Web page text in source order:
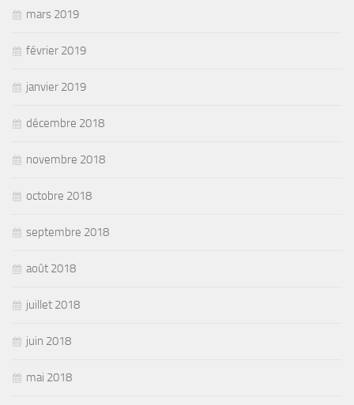
mars 2019
février 2019
janvier 2019
décembre 2018
novembre 2018
octobre 2018
septembre 2018
août 2018
juillet 2018
juin 2018
mai 2018